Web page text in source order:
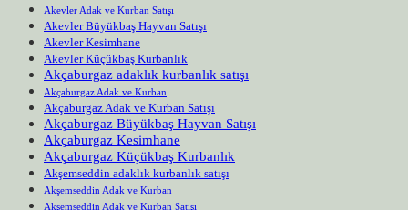
Akevler Adak ve Kurban Satışı
Akevler Büyükbaş Hayvan Satışı
Akevler Kesimhane
Akevler Küçükbaş Kurbanlık
Akçaburgaz adaklık kurbanlık satışı
Akçaburgaz Adak ve Kurban
Akçaburgaz Adak ve Kurban Satışı
Akçaburgaz Büyükbaş Hayvan Satışı
Akçaburgaz Kesimhane
Akçaburgaz Küçükbaş Kurbanlık
Akşemseddin adaklık kurbanlık satışı
Akşemseddin Adak ve Kurban
Akşemseddin Adak ve Kurban Satışı